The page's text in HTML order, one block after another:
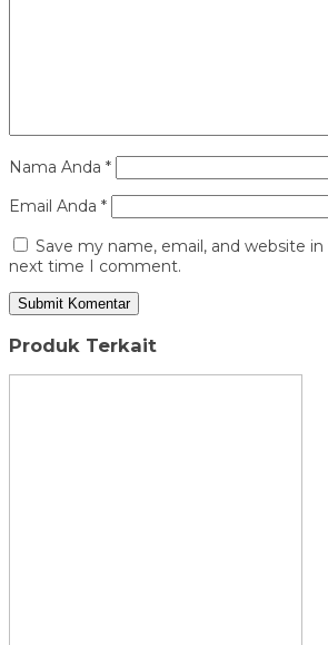
Nama Anda *
Email Anda *
Save my name, email, and website
next time I comment.
Produk Terkait